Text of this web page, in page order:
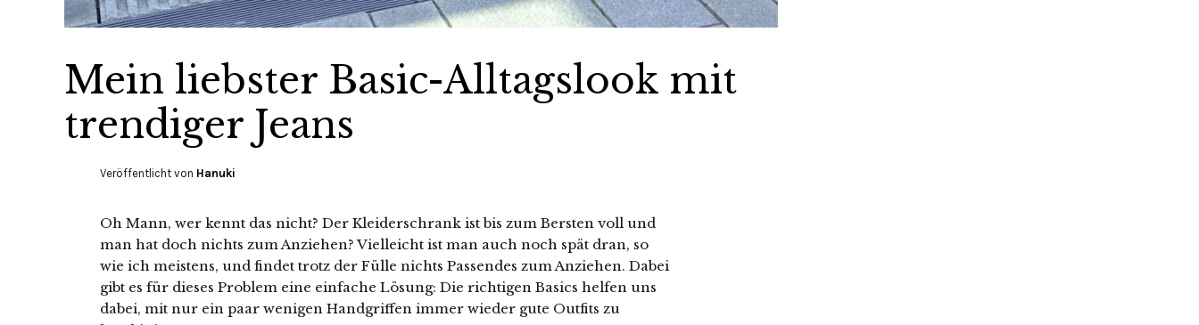
Mein liebster Basic-Alltagslook mit
trendiger Jeans
Veröffentlicht von Hanuki
Oh Mann, wer kennt das nicht? Der Kleiderschrank ist bis zum Bersten voll und
man hat doch nichts zum Anziehen? Vielleicht ist man auch noch spät dran, so
wie ich meistens, und findet trotz der Fülle nichts Passendes zum Anziehen. Dabei
gibt es für dieses Problem eine einfache Lösung: Die richtigen Basics helfen uns
dabei, mit nur ein paar wenigen Handgriffen immer wieder gute Outfits zu